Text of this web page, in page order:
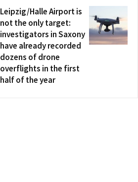
Leipzig/Halle Airport is
not the only target:
investigators in Saxony
have already recorded
dozens of drone
overflights in the first
half of the year